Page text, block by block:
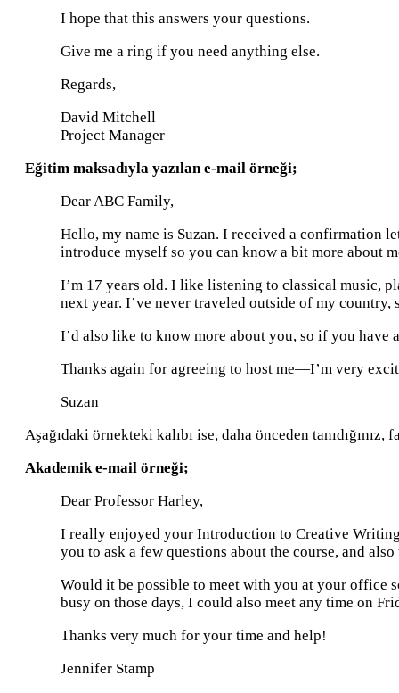
I hope that this answers your questions.
Give me a ring if you need anything else.
Regards,
David Mitchell
Project Manager
Eğitim maksadıyla yazılan e-mail örneği;
Dear ABC Family,
Hello, my name is Suzan. I received a confirmation
introduce myself so you can know a bit more about
I’m 17 years old. I like listening to classical music,
next year. I’ve never traveled outside of my
I’d also like to know more about you, so if you have
Thanks again for agreeing to host me—I’m very
Suzan
Aşağıdaki örnekteki kalıbı ise, daha önceden
Akademik e-mail örneği;
Dear Professor Harley,
I really enjoyed your Introduction to Creative
you to ask a few questions about the course, and
Would it be possible to meet with you at your office
busy on those days, I could also meet any time on
Thanks very much for your time and help!
Jennifer Stamp